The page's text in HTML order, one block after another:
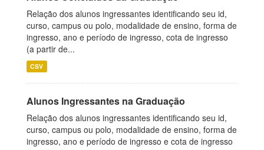
Relação dos alunos ingressantes identificando seu id,
curso, campus ou polo, modalidade de ensino, forma de
ingresso, ano e período de ingresso, cota de ingresso
(a partir de...
CSV
Alunos Ingressantes na Graduação
Relação dos alunos ingressantes identificando seu id,
curso, campus ou polo, modalidade de ensino, forma de
ingresso, ano e período de ingresso e cota de ingresso